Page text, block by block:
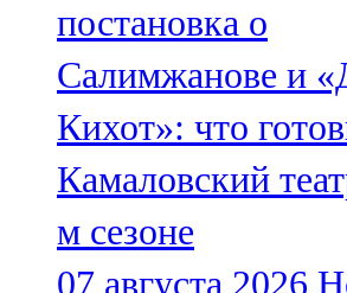
постановка о
Салимжанове и
Кихот»: что
Камаловский
м сезоне
07 августа 2026